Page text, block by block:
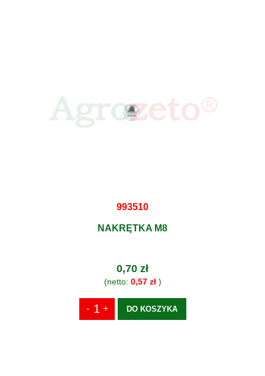
993510
NAKRĘTKA M8
0,70 zł
(netto: 0,57 zł)
DO KOSZYKA